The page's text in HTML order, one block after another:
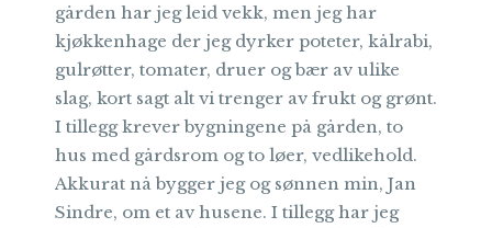
gården har jeg leid vekk, men jeg har
kjøkkenhage der jeg dyrker poteter, kålrabi,
gulrøtter, tomater, druer og bær av ulike
slag, kort sagt alt vi trenger av frukt og grønt.
I tillegg krever bygningene på gården, to
hus med gårdsrom og to løer, vedlikehold.
Akkurat nå bygger jeg og sønnen min, Jan
Sindre, om et av husene. I tillegg har jeg